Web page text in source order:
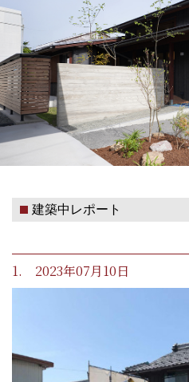
建築中レポート
1. 2023年07月10日